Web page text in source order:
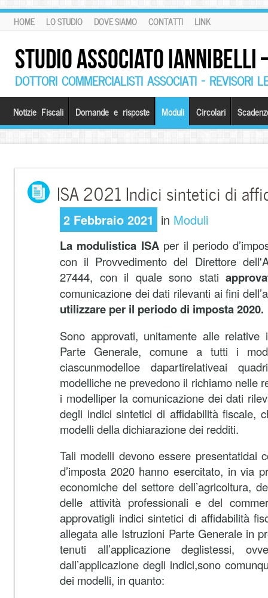
HOME LO STUDIO DOVE SIAMO CONTATTI LINK
STUDIO ASSOCIATO
DOTTORI COMMERCIALISTI ASSOCIATI – REVISORI
Notizie Fiscali Domande e risposte Moduli Circolari
ISA 2021 Indici sintetici di
2 Febbraio 2021 in Moduli
La modulistica ISAper il periodo
con il Provvedimento del Direttore
27444, con il quale sono stati
comunicazione dei dati rilevanti ai fini
utilizzare per il periodo di imposta 2020.
Sono approvati, unitamente alle relative
Parte Generale, comune a tutti i
ciascunmodelloe dapartirelativeai
modelliche ne prevedono il richiamo nelle
i modelliper la comunicazione dei dati
degli indici sintetici di affidabilità fiscale,
modelli della dichiarazione dei redditi.
Tali modelli devono essere presentatidai
d’imposta 2020 hanno esercitato, in via
economiche del settore dell’agricoltura,
delle attività professionali e del
approvatigli indici sintetici di affidabilità
allegata alle Istruzioni Parte Generale in
tenuti all’applicazione deglistessi,
dall’applicazione degli indici,sono
dei modelli, in quanto: